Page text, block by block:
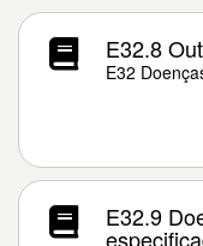
E32.8
E32
E32.9